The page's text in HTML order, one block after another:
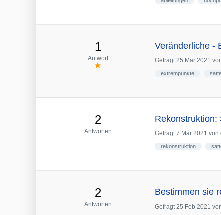
1
Antwort
Veränderliche -
Gefragt 25 Mär 2021 von
extrempunkte
2
Antworten
Rekonstruktion:
Gefragt 7 Mär 2021 von
rekonstruktion
2
Antworten
Bestimmen sie
Gefragt 25 Feb 2021 von